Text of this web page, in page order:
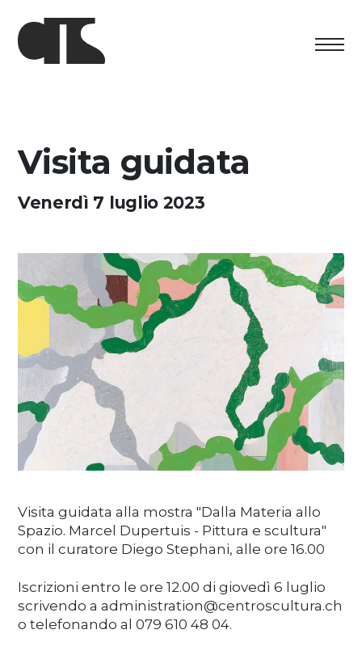
Esposizione
Programma culturale
Fondazione
Affitto spazi
Sostenere
Media
DE EN IT
Visita guidata
Venerdì 7 luglio 2023
Visita guidata alla mostra "Dalla Materia allo
Spazio. Marcel Dupertuis - Pittura e scultura"
con il curatore Diego Stephani, alle ore 16.00
Iscrizioni entro le ore 12.00 di giovedì 6 luglio
scrivendo a administration@centroscultura.ch
o telefonando al 079 610 48 04.